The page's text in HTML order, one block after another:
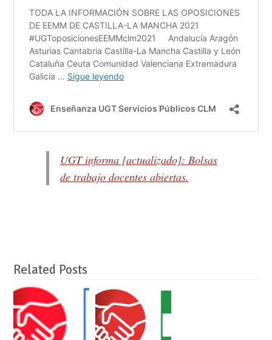
UGT informa [actualizado]: Bolsas
de trabajo docentes abiertas.
Related Posts